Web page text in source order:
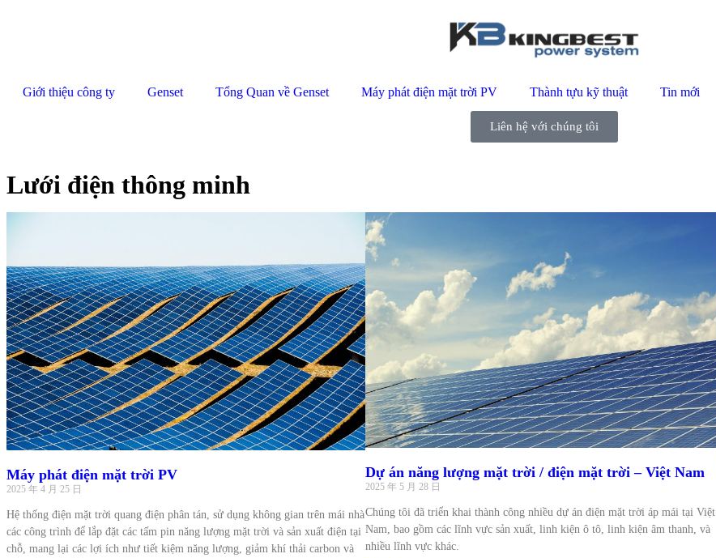
Giới thiệu công ty Genset Tổng Quan về Genset Máy phát điện mặt trời PV Thành tựu kỹ thuật Tin mới
Liên hệ với chúng tôi
Lưới điện thông minh
Máy phát điện mặt trời PV
2025 年 4 月 25 日
Hệ thống điện mặt trời quang điện phân tán, sử dụng không gian trên mái nhà
các công trình để lắp đặt các tấm pin năng lượng mặt trời và sản xuất điện tại
chỗ, mang lại các lợi ích như tiết kiệm năng lượng, giảm khí thải carbon và
Dự án năng lượng mặt trời / điện mặt trời – Việt Nam
2025 年 5 月 28 日
Chúng tôi đã triển khai thành công nhiều dự án điện mặt trời áp mái tại Việt
Nam, bao gồm các lĩnh vực sản xuất, linh kiện ô tô, linh kiện âm thanh, và
nhiều lĩnh vực khác.